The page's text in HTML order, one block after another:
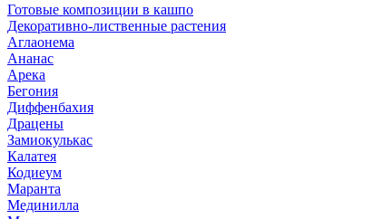
Готовые композиции в кашпо
Декоративно-лиственные растения
Аглаонема
Ананас
Арека
Бегония
Диффенбахия
Драцены
Замиокулькас
Калатея
Кодиеум
Маранта
Мединилла